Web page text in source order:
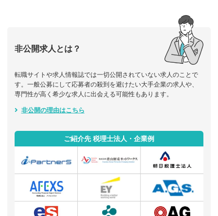
非公開求人とは？
転職サイトや求人情報誌では一切公開されていない求人のことで
す。一般公募にして応募者の殺到を避けたい大手企業の求人や、
専門性が高く希少な求人に出会える可能性もあります。
非公開の理由はこちら
ご紹介先 税理士法人・企業例